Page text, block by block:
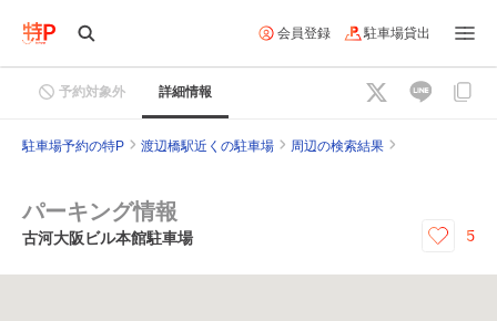
会員登録 駐車場貸出
予約対象外 詳細情報
駐車場予約の特P 渡辺橋駅近くの駐車場 周辺の検索結果
パーキング情報
古河大阪ビル本館駐車場 5